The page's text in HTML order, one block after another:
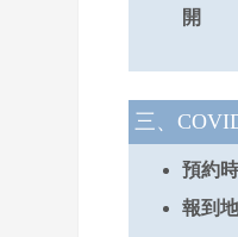
開
三、
預約
報到